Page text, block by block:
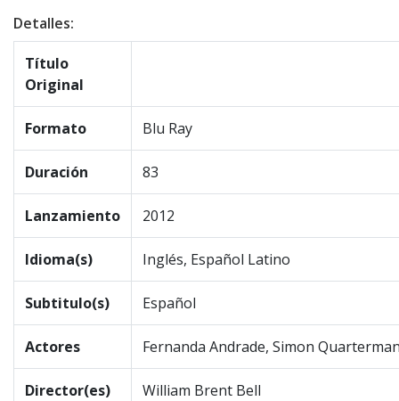
Detalles:
Título
Original
Formato Blu Ray
Duración 83
Lanzamiento 2012
Idioma(s) Inglés, Español Latino
Subtitulo(s) Español
Actores Fernanda Andrade, Simon
Director(es) William Brent Bell